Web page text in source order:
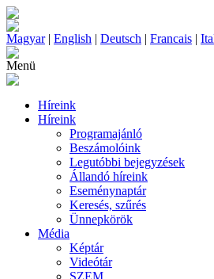
Magyar| English | Deutsch | Francais |
Menü
Híreink
Híreink
Programajánló
Beszámolóink
Legutóbbi bejegyzések
Állandó híreink
Eseménynaptár
Keresés, szűrés
Ünnepkörök
Média
Képtár
Videótár
SZEM